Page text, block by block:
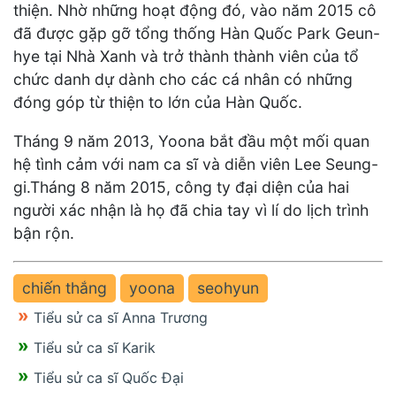
thiện. Nhờ những hoạt động đó, vào năm 2015 cô
đã được gặp gỡ tổng thống Hàn Quốc Park Geun-
hye tại Nhà Xanh và trở thành thành viên của tổ
chức danh dự dành cho các cá nhân có những
đóng góp từ thiện to lớn của Hàn Quốc.
Tháng 9 năm 2013, Yoona bắt đầu một mối quan
hệ tình cảm với nam ca sĩ và diễn viên Lee Seung-
gi.Tháng 8 năm 2015, công ty đại diện của hai
người xác nhận là họ đã chia tay vì lí do lịch trình
bận rộn.
chiến thắng yoona seohyun
Tiểu sử ca sĩ Anna Trương
Tiểu sử ca sĩ Karik
Tiểu sử ca sĩ Quốc Đại